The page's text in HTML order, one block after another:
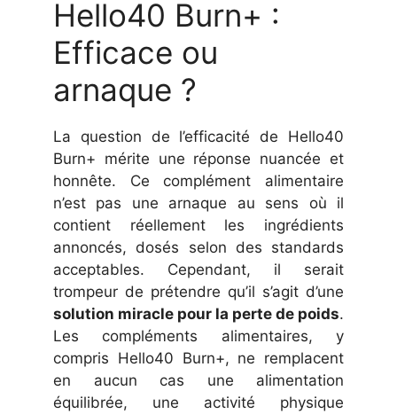
Hello40 Burn+ :
Efficace ou
arnaque ?
La question de l’efficacité de Hello40
Burn+ mérite une réponse nuancée et
honnête. Ce complément alimentaire
n’est pas une arnaque au sens où il
contient réellement les ingrédients
annoncés, dosés selon des standards
acceptables. Cependant, il serait
trompeur de prétendre qu’il s’agit d’une
solution miracle pour la perte de poids.
Les compléments alimentaires, y
compris Hello40 Burn+, ne remplacent
en aucun cas une alimentation
équilibrée, une activité physique